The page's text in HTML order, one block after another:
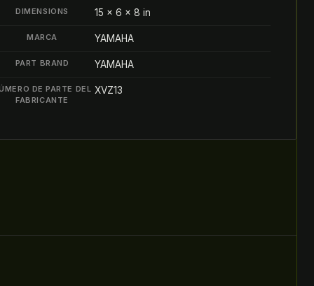
DIMENSIONS 15 × 6 × 8 in
MARCA YAMAHA
PART BRAND YAMAHA
DE PARTE DEL
FABRICANTE
XVZ13